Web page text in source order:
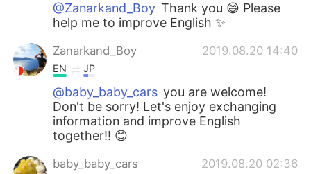
@Zanarkand_Boy Thank you 😄 Please
help me to improve English ✨
Zanarkand_Boy 2019.08.20 14:40
EN JP
@baby_baby_cars you are welcome!
Don't be sorry! Let's enjoy exchanging
information and improve English
together!! 😊
baby_baby_cars 2019.08.20 02:36